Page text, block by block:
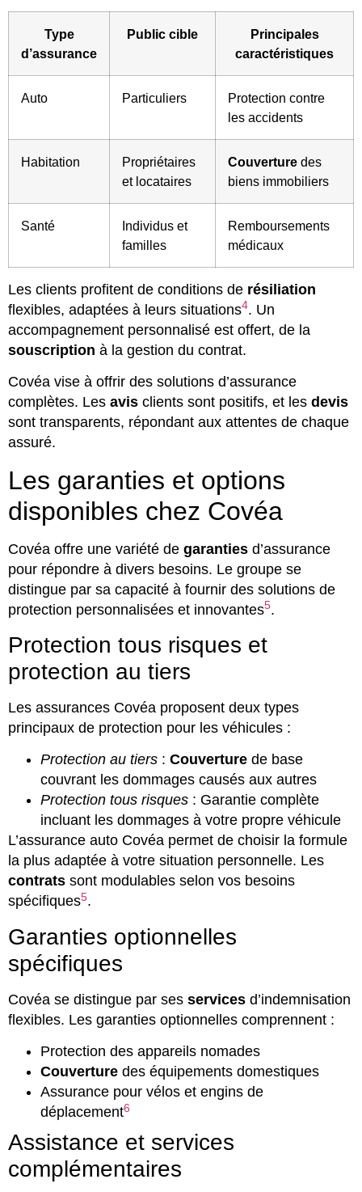
Type
d’assurance
Public cible
Principales
caractéristiques
Auto Particuliers
Protection contre
les accidents
Habitation
Propriétaires
et locataires
Couverture des
biens immobiliers
Santé
Individus et
familles
Remboursements
médicaux
Les clients profitent de conditions de résiliation
flexibles, adaptées à leurs situations4. Un
accompagnement personnalisé est offert, de la
souscription à la gestion du contrat.
Covéa vise à offrir des solutions d’assurance
complètes. Les avis clients sont positifs, et les devis
sont transparents, répondant aux attentes de chaque
assuré.
Les garanties et options
disponibles chez Covéa
Covéa offre une variété de garanties d’assurance
pour répondre à divers besoins. Le groupe se
distingue par sa capacité à fournir des solutions de
protection personnalisées et innovantes5.
Protection tous risques et
protection au tiers
Les assurances Covéa proposent deux types
principaux de protection pour les véhicules :
Protection au tiers : Couverture de base
couvrant les dommages causés aux autres
Protection tous risques : Garantie complète
incluant les dommages à votre propre véhicule
L’assurance auto Covéa permet de choisir la formule
la plus adaptée à votre situation personnelle. Les
contrats sont modulables selon vos besoins
spécifiques5.
Garanties optionnelles
spécifiques
Covéa se distingue par ses services d’indemnisation
flexibles. Les garanties optionnelles comprennent :
Protection des appareils nomades
Couverture des équipements domestiques
Assurance pour vélos et engins de
déplacement6
Assistance et services
complémentaires